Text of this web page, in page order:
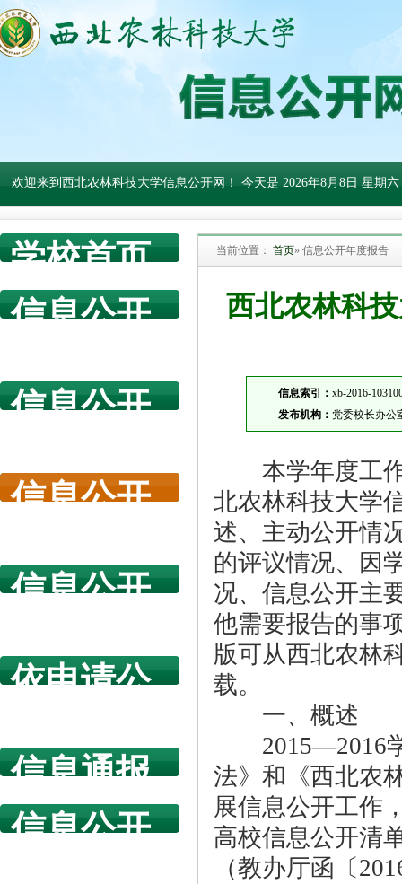
欢迎来到西北农林科技大学信息公开网！ 今天是 2026年8月8日 星期六
学校首页
信息公开
信息公开
信息公开
信息公开
依申请公
信息通报
信息公开
当前位置： 首页» 信息公开年度报告
西北农林科
信息索引：xb-2016-
发布机构：党委校长办公
本学年度工作
北农林科技大学
述、主动公开情
的评议情况、因
况、信息公开主
他需要报告的事
版可从西北农林
载。
一、概述
2015—2016学
法》和《西北农
展信息公开工作
高校信息公开清
（教办厅函〔